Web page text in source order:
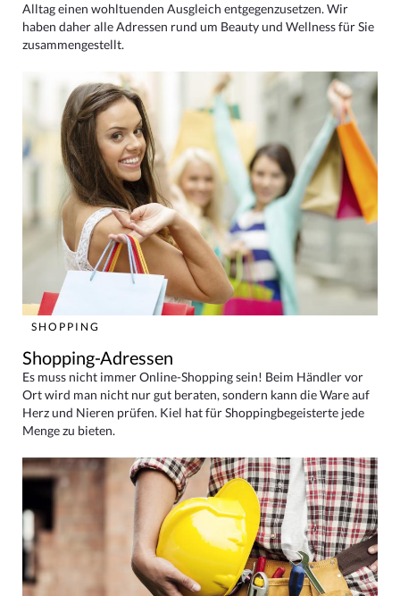
Alltag einen wohltuenden Ausgleich entgegenzusetzen. Wir
haben daher alle Adressen rund um Beauty und Wellness für Sie
zusammengestellt.
SHOPPING
Shopping-Adressen
Es muss nicht immer Online-Shopping sein! Beim Händler vor
Ort wird man nicht nur gut beraten, sondern kann die Ware auf
Herz und Nieren prüfen. Kiel hat für Shoppingbegeisterte jede
Menge zu bieten.